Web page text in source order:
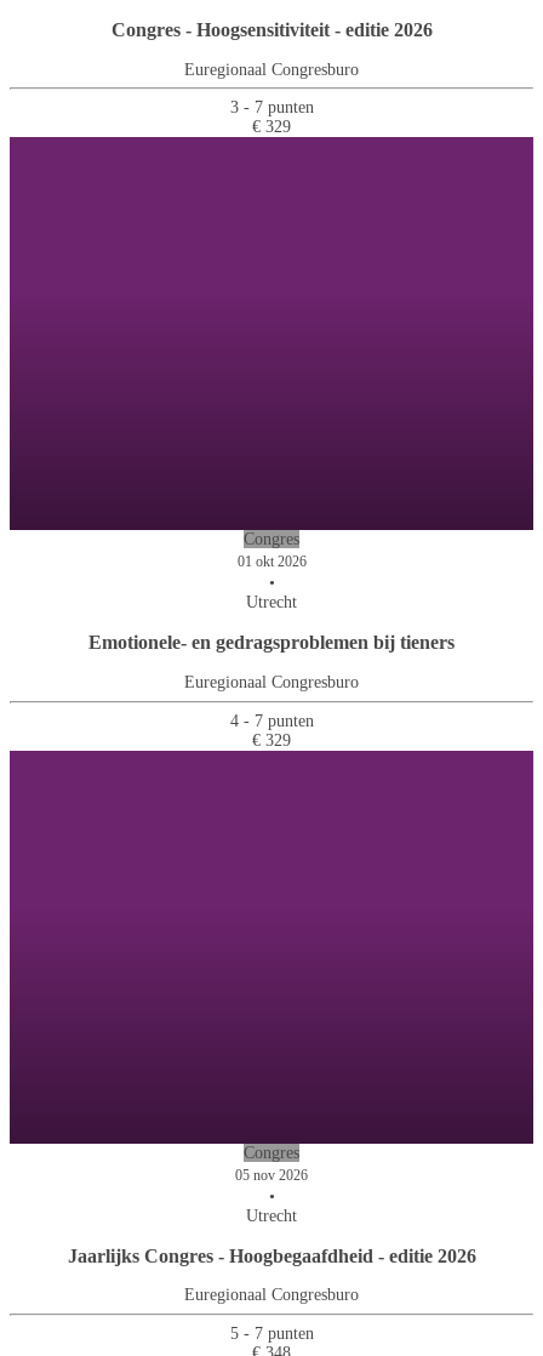
Congres - Hoogsensitiviteit - editie 2026
Euregionaal Congresburo
3 - 7 punten
€ 329
Congres
01 okt 2026
•
Utrecht
Emotionele- en gedragsproblemen bij tieners
Euregionaal Congresburo
4 - 7 punten
€ 329
Congres
05 nov 2026
•
Utrecht
Jaarlijks Congres - Hoogbegaafdheid - editie 2026
Euregionaal Congresburo
5 - 7 punten